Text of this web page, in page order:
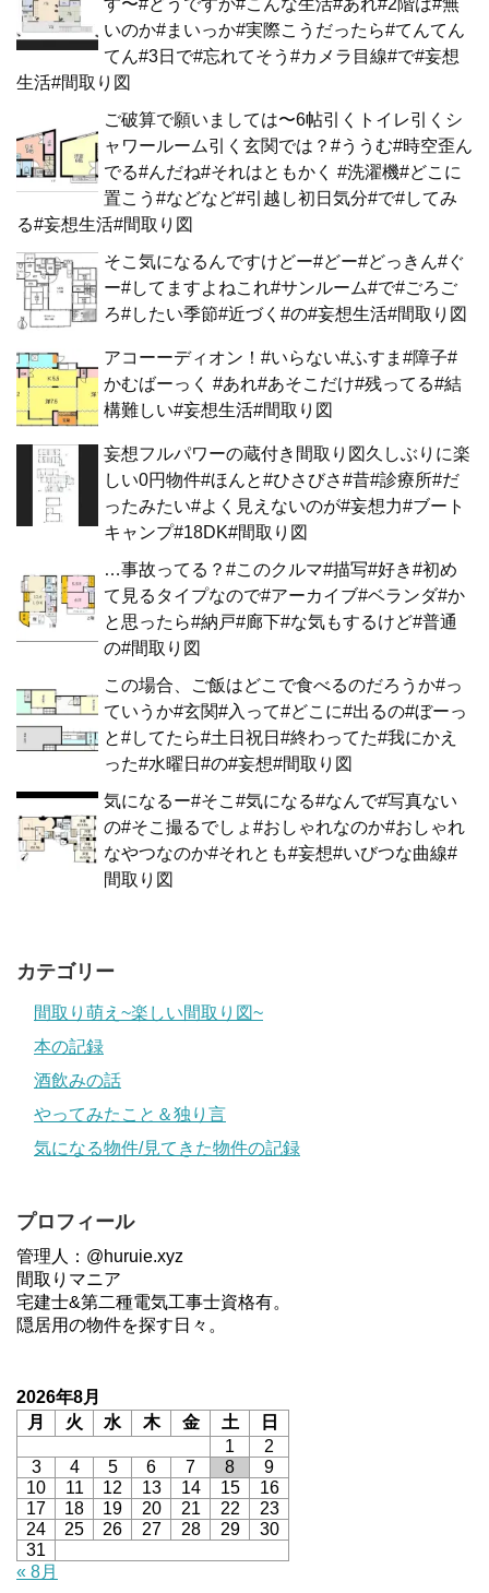
す〜#どうですか#こんな生活#あれ#2階は#無
いのか#まいっか#実際こうだったら#てんてん
てん#3日で#忘れてそう#カメラ目線#で#妄想
生活#間取り図
ご破算で願いましては〜6帖引くトイレ引くシ
ャワールーム引く玄関では？#ううむ#時空歪ん
でる#んだね#それはともかく #洗濯機#どこに
置こう#などなど#引越し初日気分#で#してみ
る#妄想生活#間取り図
そこ気になるんですけどー#どー#どっきん#ぐ
ー#してますよねこれ#サンルーム#で#ごろご
ろ#したい季節#近づく#の#妄想生活#間取り図
アコーーディオン！#いらない#ふすま#障子#
かむばーっく #あれ#あそこだけ#残ってる#結
構難しい#妄想生活#間取り図
妄想フルパワーの蔵付き間取り図久しぶりに楽
しい0円物件#ほんと#ひさびさ#昔#診療所#だ
ったみたい#よく見えないのが#妄想力#ブート
キャンプ#18DK#間取り図
…事故ってる？#このクルマ#描写#好き#初め
て見るタイプなので#アーカイブ#ベランダ#か
と思ったら#納戸#廊下#な気もするけど#普通
の#間取り図
この場合、ご飯はどこで食べるのだろうか#っ
ていうか#玄関#入って#どこに#出るの#ぼーっ
と#してたら#土日祝日#終わってた#我にかえ
った#水曜日#の#妄想#間取り図
気になるー#そこ#気になる#なんで#写真ない
の#そこ撮るでしょ#おしゃれなのか#おしゃれ
なやつなのか#それとも#妄想#いびつな曲線#
間取り図
カテゴリー
間取り萌え~楽しい間取り図~
本の記録
酒飲みの話
やってみたこと＆独り言
気になる物件/見てきた物件の記録
プロフィール
管理人：@huruie.xyz
間取りマニア
宅建士&第二種電気工事士資格有。
隠居用の物件を探す日々。
2026年8月
月
火 水 木 金 土
日
1
2
3
4 5 6 7 8
9
10
11 12 13 14 15
16
17
18 19 20 21 22
23
24
25 26 27 28 29
30
31
« 8月